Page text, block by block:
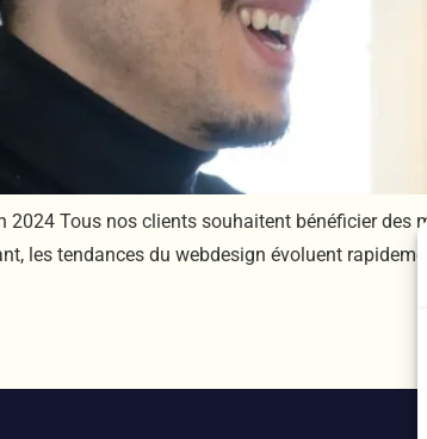
Tous nos clients souhaitent bénéficier des
les tendances du webdesign évoluent